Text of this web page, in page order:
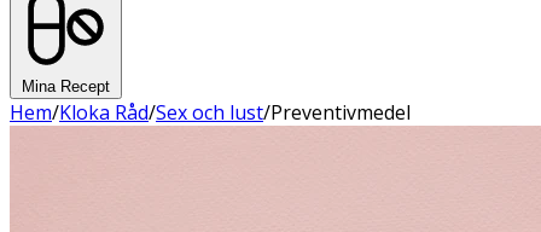
Mina Recept
Hem/Kloka Råd/Sex och lust/Preventivmedel